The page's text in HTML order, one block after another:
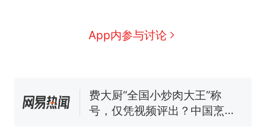
App内参与讨论
新 那个在床头放菜刀的女孩，
协会回应
男子上山采菌偶然发现鸡枞菌
窝，原地守1天等它长大：挖了